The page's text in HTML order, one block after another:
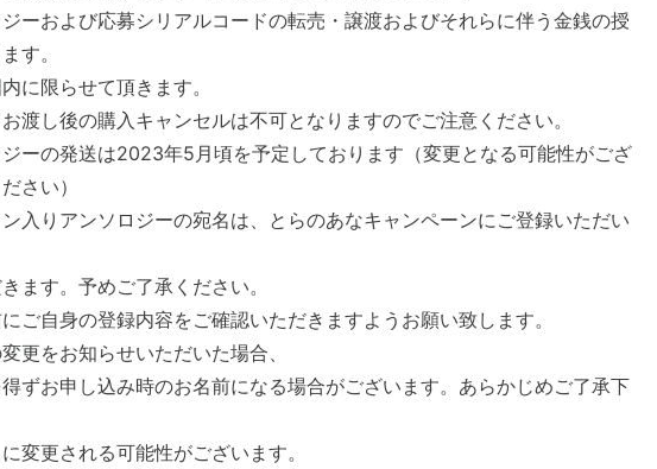
ジーおよび応募シリアルコードの転売・譲渡およびそれらに伴う金銭の授
す。
に限らせて頂きます。
渡し後の購入キャンセルは不可となりますのでご注意ください。
ジーの発送は2023年5月頃を予定しております（変更となる可能性がござ
さい）
ン入りアンソロジーの宛名は、とらのあなキャンペーンにご登録いただい
ます。予めご了承ください。
ご自身の登録内容をご確認いただきますようお願い致します。
更をお知らせいただいた場合、
ずお申し込み時のお名前になる場合がございます。あらかじめご了承下
変更される可能性がございます。